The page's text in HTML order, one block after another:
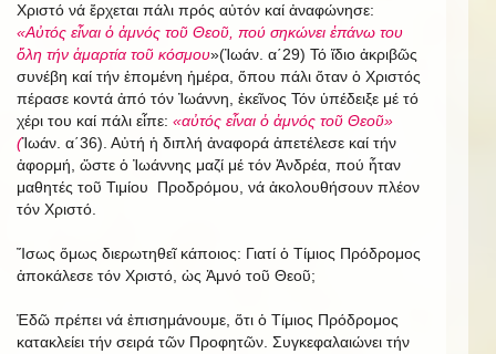
Χριστό νά ἔρχεται πάλι πρός αὐτόν καί ἀναφώνησε:
«Αὐτός εἶναι ὁ ἀμνός τοῦ Θεοῦ, πού σηκώνει ἐπάνω του
ὅλη τήν ἁμαρτία τοῦ κόσμου»(Ἰωάν. α΄29) Τό ἴδιο ἀκριβῶς
συνέβη καί τήν ἑπομένη ἡμέρα, ὅπου πάλι ὅταν ὁ Χριστός
πέρασε κοντά ἀπό τόν Ἰωάννη, ἐκεῖνος Τόν ὑπέδειξε μέ τό
χέρι του καί πάλι εἶπε: «αὐτός εἶναι ὁ ἀμνός τοῦ Θεοῦ»
(Ἰωάν. α΄36). Αὐτή ἡ διπλή ἀναφορά ἀπετέλεσε καί τήν
ἀφορμή, ὥστε ὁ Ἰωάννης μαζί μέ τόν Ἀνδρέα, πού ἦταν
μαθητές τοῦ Τιμίου Προδρόμου, νά ἀκολουθήσουν πλέον
τόν Χριστό.
Ἴσως ὅμως διερωτηθεῖ κάποιος: Γιατί ὁ Τίμιος Πρόδρομος
ἀποκάλεσε τόν Χριστό, ὡς Ἀμνό τοῦ Θεοῦ;
Ἐδῶ πρέπει νά ἐπισημάνουμε, ὅτι ὁ Τίμιος Πρόδρομος
κατακλείει τήν σειρά τῶν Προφητῶν. Συγκεφαλαιώνει τήν